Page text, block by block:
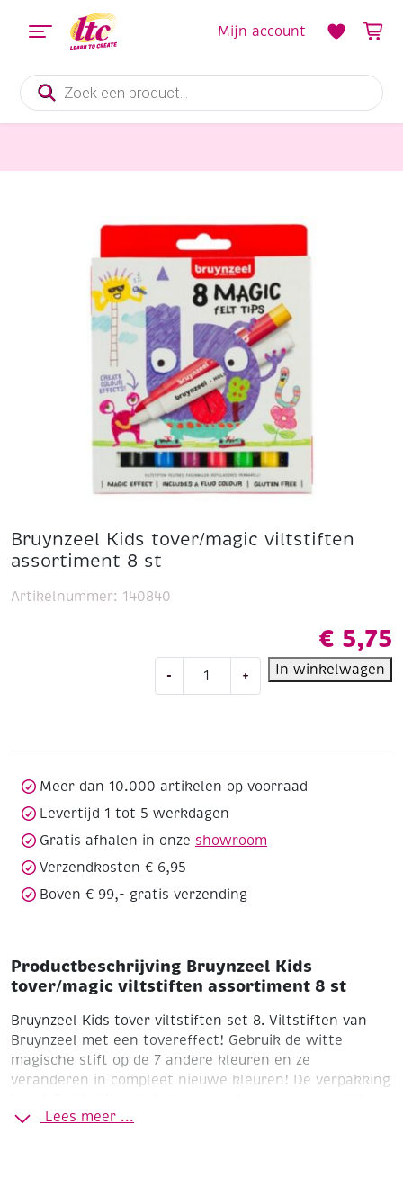
Producten
zoeken
Mijn account
Bruynzeel Kids tover/magic viltstiften
assortiment 8 st
€ 5,75
-
st
+ In winkelwagen
Artikelnummer: 140840
Meer dan 10.000 artikelen op voorraad
Levertijd 1 tot 5 werkdagen
Gratis afhalen in onze showroom
Verzendkosten € 6,95
Boven € 99,- gratis verzending
Productbeschrijving Bruynzeel Kids
tover/magic viltstiften assortiment 8 st
Bruynzeel Kids tover viltstiften set 8. Viltstiften van
Bruynzeel met een tovereffect! Gebruik de witte
magische stift op de 7 andere kleuren en ze
veranderen in compleet nieuwe kleuren! De verpakking
toverstift. Geschikt voor kinder vanaf 5 jaar.
Lees meer ...